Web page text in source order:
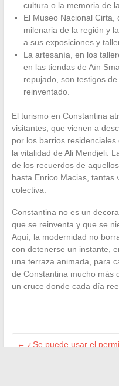
cultura o la memoria de
El Museo Nacional
milenaria de la región y
a sus exposiciones y
La artesanía, en los
en las tiendas de Aïn
repujado, son testigos
reinventado.
El turismo en Constantina
visitantes, que vienen a
por los barrios
la vitalidad de Ali Mendjeli.
de los recuerdos de
hasta Enrico Macias, tantas
colectiva.
Constantina no es un
que se reinventa y que se
Aquí, la modernidad no
con detenerse un instante,
una terraza animada, para
de Constantina mucho más
un cruce donde cada día
← ¿Se puede usar el